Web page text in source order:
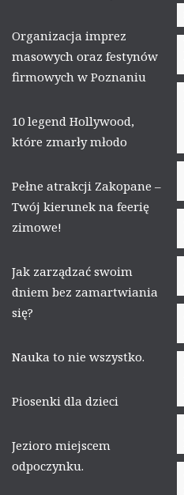
Organizacja imprez
masowych oraz festynów
firmowych w Poznaniu
10 legend Hollywood,
które zmarły młodo
Pełne atrakcji Zakopane –
Twój kierunek na feerię
zimowe!
Jak zarządzać swoim
dniem bez zamartwiania
się?
Nauka to nie wszystko.
Piosenki dla dzieci
Jezioro miejscem
odpoczynku.